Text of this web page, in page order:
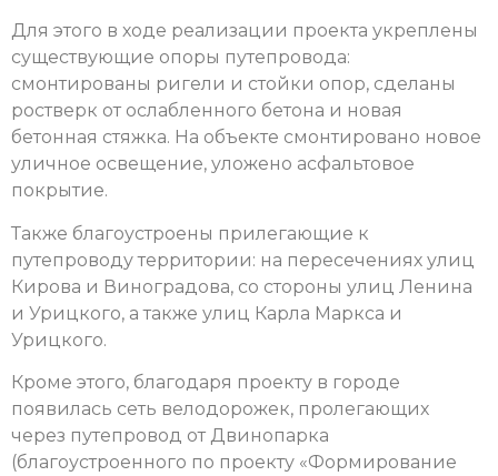
Для этого в ходе реализации проекта укреплены
существующие опоры путепровода:
смонтированы ригели и стойки опор, сделаны
ростверк от ослабленного бетона и новая
бетонная стяжка. На объекте смонтировано новое
уличное освещение, уложено асфальтовое
покрытие.
Также благоустроены прилегающие к
путепроводу территории: на пересечениях улиц
Кирова и Виноградова, со стороны улиц Ленина
и Урицкого, а также улиц Карла Маркса и
Урицкого.
Кроме этого, благодаря проекту в городе
появилась сеть велодорожек, пролегающих
через путепровод от Двинопарка
(благоустроенного по проекту «Формирование